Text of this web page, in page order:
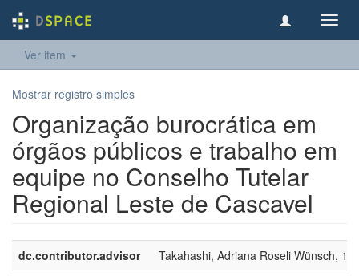
Ver item
Mostrar registro simples
Organização burocrática em
órgãos públicos e trabalho em
equipe no Conselho Tutelar
Regional Leste de Cascavel
dc.contributor.advisor
Takahashi, Adriana Roseli Wünsch,